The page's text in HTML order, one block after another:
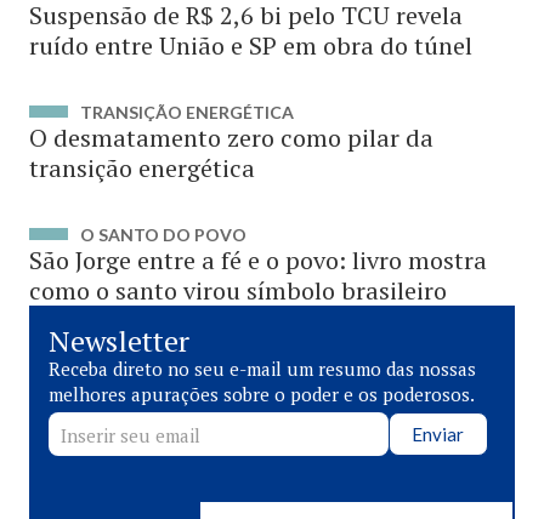
Suspensão de R$ 2,6 bi pelo TCU revela
ruído entre União e SP em obra do túnel
TRANSIÇÃO ENERGÉTICA
O desmatamento zero como pilar da
transição energética
O SANTO DO POVO
São Jorge entre a fé e o povo: livro mostra
como o santo virou símbolo brasileiro
Newsletter
Receba direto no seu e-mail um resumo das nossas
melhores apurações sobre o poder e os poderosos.
Enviar